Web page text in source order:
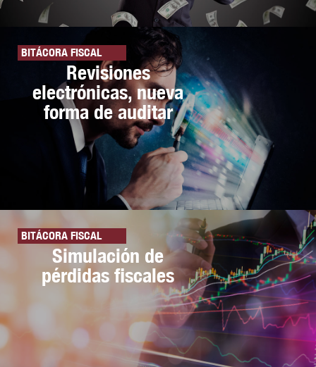
BITÁCORA FISCAL
Revisiones
electrónicas, nueva
forma de auditar
BITÁCORA FISCAL
Simulación de
pérdidas fiscales